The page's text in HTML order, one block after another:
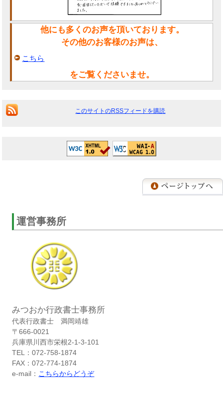
他にも多くのお声を頂いております。
その他のお客様のお声は、
こちら
をご覧くださいませ。
このサイトのRSSフィードを購読
運営事務所
みつおか行政書士事務所
代表行政書士 満岡靖雄
〒666-0021
兵庫県川西市栄根2-1-3-101
TEL：072-758-1874
FAX：072-774-1874
e-mail： こちらからどうぞ